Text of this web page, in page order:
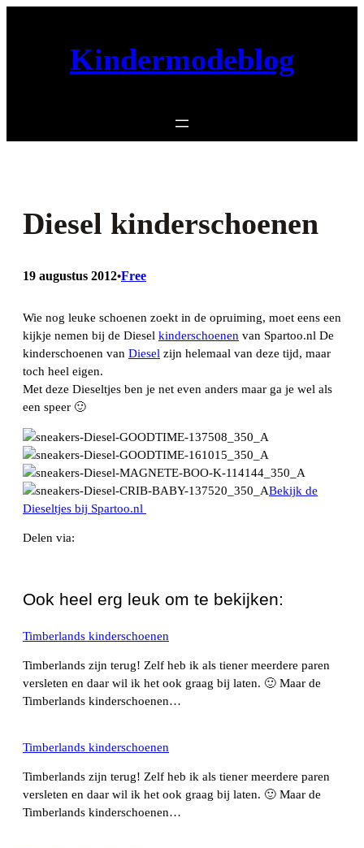
Kindermodeblog
Diesel kinderschoenen
19 augustus 2012•Free
Wie nog leuke schoenen zoekt in de opruiming, moet eens een
kijkje nemen bij de Diesel kinderschoenen van Spartoo.nl De
kinderschoenen van Diesel zijn helemaal van deze tijd, maar
toch heel eigen.
Met deze Dieseltjes ben je net even anders maar ga je wel als
een speer 🙂
Bekijk de
Dieseltjes bij Spartoo.nl
Delen via:
Ook heel erg leuk om te bekijken:
Timberlands kinderschoenen
Timberlands zijn terug! Zelf heb ik als tiener meerdere paren
versleten en daar wil ik het ook graag bij laten. 🙂 Maar de
Timberlands kinderschoenen…
Timberlands kinderschoenen
Timberlands zijn terug! Zelf heb ik als tiener meerdere paren
versleten en daar wil ik het ook graag bij laten. 🙂 Maar de
Timberlands kinderschoenen…